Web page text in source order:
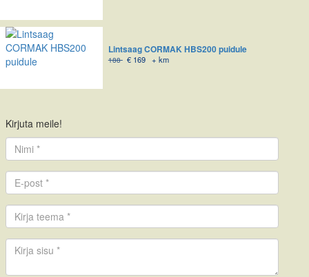
Lintsaag CORMAK HBS200 puidule
188 € 169 + km
Kirjuta meile!